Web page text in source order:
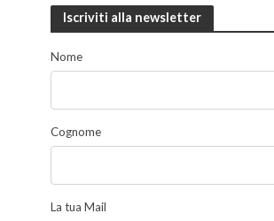
Iscriviti alla newsletter
Nome
Cognome
La tua Mail